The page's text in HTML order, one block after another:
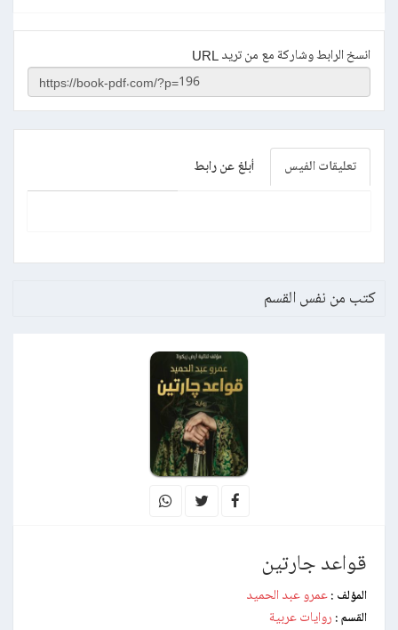
انسخ الرابط وشاركة مع من تريد URL
تعليقات الفيس أبلغ عن رابط
كتب من نفس القسم
قواعد جارتين
المؤلف : عمرو عبد الحميد
القسم : روايات عربية